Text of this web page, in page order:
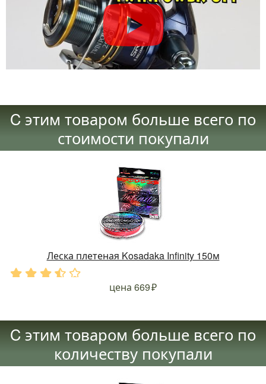
C этим товаром больше всего по
стоимости покупали
Леска плетеная Kosadaka Infinity 150м
цена 669
C этим товаром больше всего по
количеству покупали